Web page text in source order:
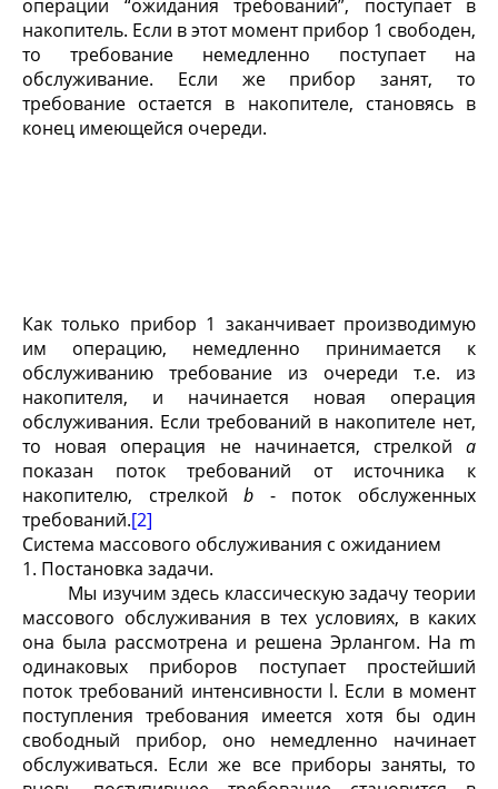
операции “ожидания требований”, поступает в
накопитель. Если в этот момент прибор 1 свободен,
то требование немедленно поступает на
обслуживание. Если же прибор занят, то
требование остается в накопителе, становясь в
конец имеющейся очереди.
Как только прибор 1 заканчивает производимую
им операцию, немедленно принимается к
обслуживанию требование из очереди т.е. из
накопителя, и начинается новая операция
обслуживания. Если требований в накопителе нет,
то новая операция не начинается, стрелкой а
показан поток требований от источника к
накопителю, стрелкойb - поток обслуженных
требований.[2]
Система массового обслуживания с ожиданием
1. Постановка задачи.
Мы изучим здесь классическую задачу теории
массового обслуживания в тех условиях, в каких
она была рассмотрена и решена Эрлангом. На m
одинаковых приборов поступает простейший
поток требований интенсивности l. Если в момент
поступления требования имеется хотя бы один
свободный прибор, оно немедленно начинает
обслуживаться. Если же все приборы заняты, то